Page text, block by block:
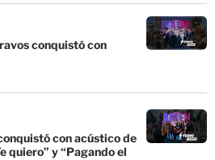
conquistó con
con acústico de
quiero” y “Pagando el